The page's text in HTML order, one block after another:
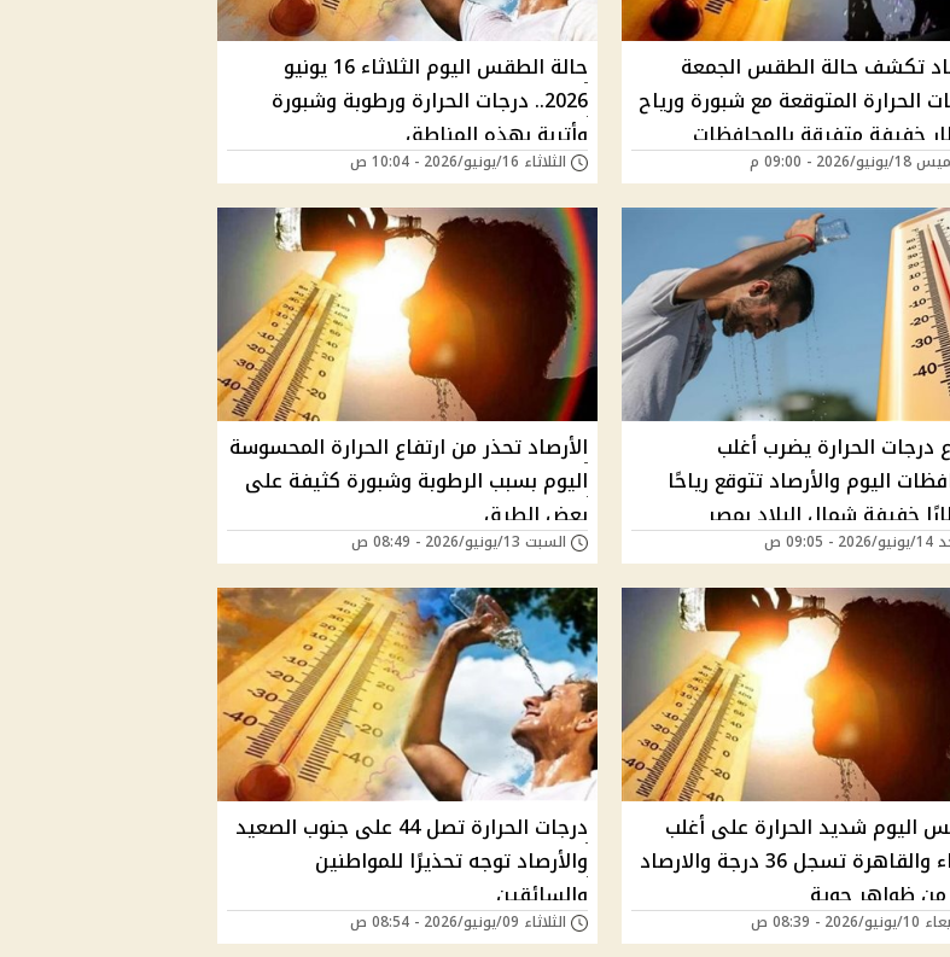
تكشف حالة الطقس الجمعة
الحرارة المتوقعة مع شبورة ورياح
خفيفة متفرقة بالمحافظات
2026 - 09:00 م
حالة الطقس اليوم الثلاثاء 16 يونيو
2026.. درجات الحرارة ورطوبة وشبورة
وأتربة بهذه المناطق
الثلاثاء 16/يونيو/2026 - 10:04 ص
درجات الحرارة يضرب أغلب
اليوم والأرصاد تتوقع رياحًا
خفيفة شمال البلاد بمصر
ص
الأرصاد تحذر من ارتفاع الحرارة المحسوسة
اليوم بسبب الرطوبة وشبورة كثيفة على
بعض الطرق
السبت 13/يونيو/2026 - 08:49 ص
اليوم شديد الحرارة على أغلب
الأنحاء والقاهرة تسجل 36 درجة والارصاد
من ظواهر جوية
- 08:39 ص
درجات الحرارة تصل 44 على جنوب الصعيد
والأرصاد توجه تحذيرًا للمواطنين
والسائقين
الثلاثاء 09/يونيو/2026 - 08:54 ص